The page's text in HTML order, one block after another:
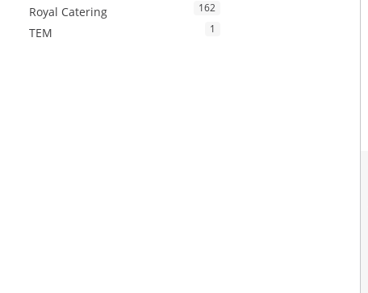
Royal Catering 162
TEM 1